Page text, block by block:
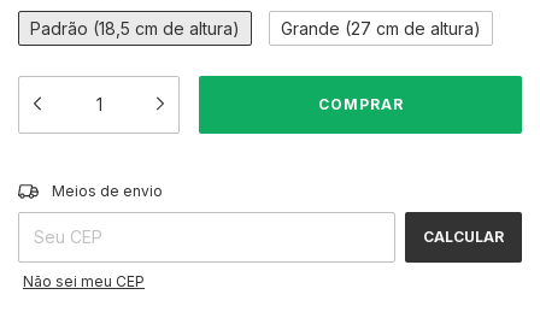
Padrão (18,5 cm de altura) Grande (27 cm de altura)
Entregas para o CEP:
Meios de envio
CALCULAR
Não sei meu CEP